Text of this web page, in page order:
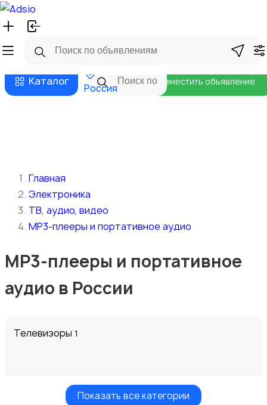
Русский
Бизнес тарифы
Каталог
Россия
Разместить объявление
Главная
Электроника
ТВ, аудио, видео
MP3-плееры и портативное аудио
MP3-плееры и портативное
аудио в России
Телевизоры 1
Показать все категории